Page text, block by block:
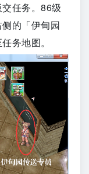
任务。86级
的「伊甸园
务地图。